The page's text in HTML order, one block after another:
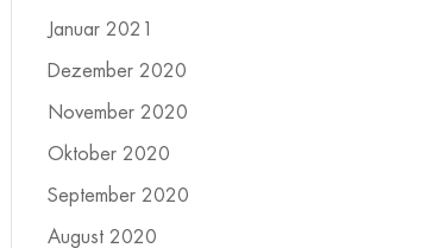
Januar 2021
Dezember 2020
November 2020
Oktober 2020
September 2020
August 2020